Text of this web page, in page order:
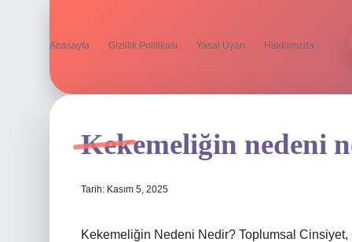
Anasayfa Gizlilik Politikası Yasal Uyarı Hakkımızda
Kekemeliğin nedeni
Tarih: Kasım 5, 2025
Kekemeliğin Nedeni Nedir? Toplumsal